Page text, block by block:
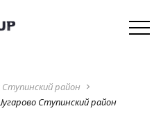
район navigate_next
Ступинский район